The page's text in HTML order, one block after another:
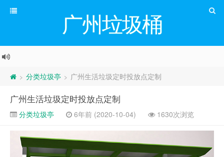
广州垃圾桶
> 分类垃圾亭 > 广州生活垃圾定时投放点定制
广州生活垃圾定时投放点定制
分类垃圾亭 6年前 (2020-10-04) 1630次浏览